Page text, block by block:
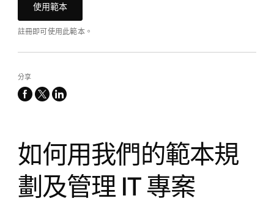
使用範本
註冊即可使用此範本。
分享
facebook
x-
linkedin
如何用我們的範本規
劃及管理 IT 專案